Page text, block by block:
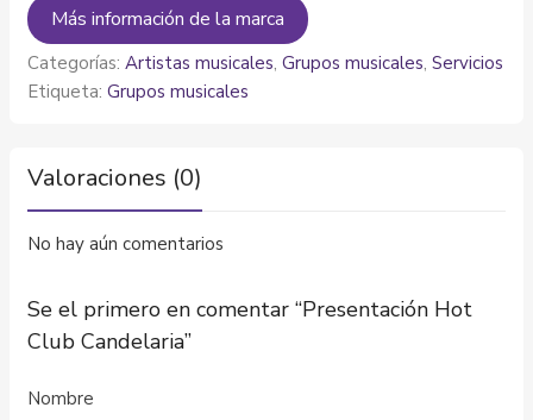
Más información de la marca
Categorías: Artistas musicales, Grupos musicales, Servicios
Etiqueta: Grupos musicales
Valoraciones (0)
No hay aún comentarios
Se el primero en comentar “Presentación Hot
Club Candelaria”